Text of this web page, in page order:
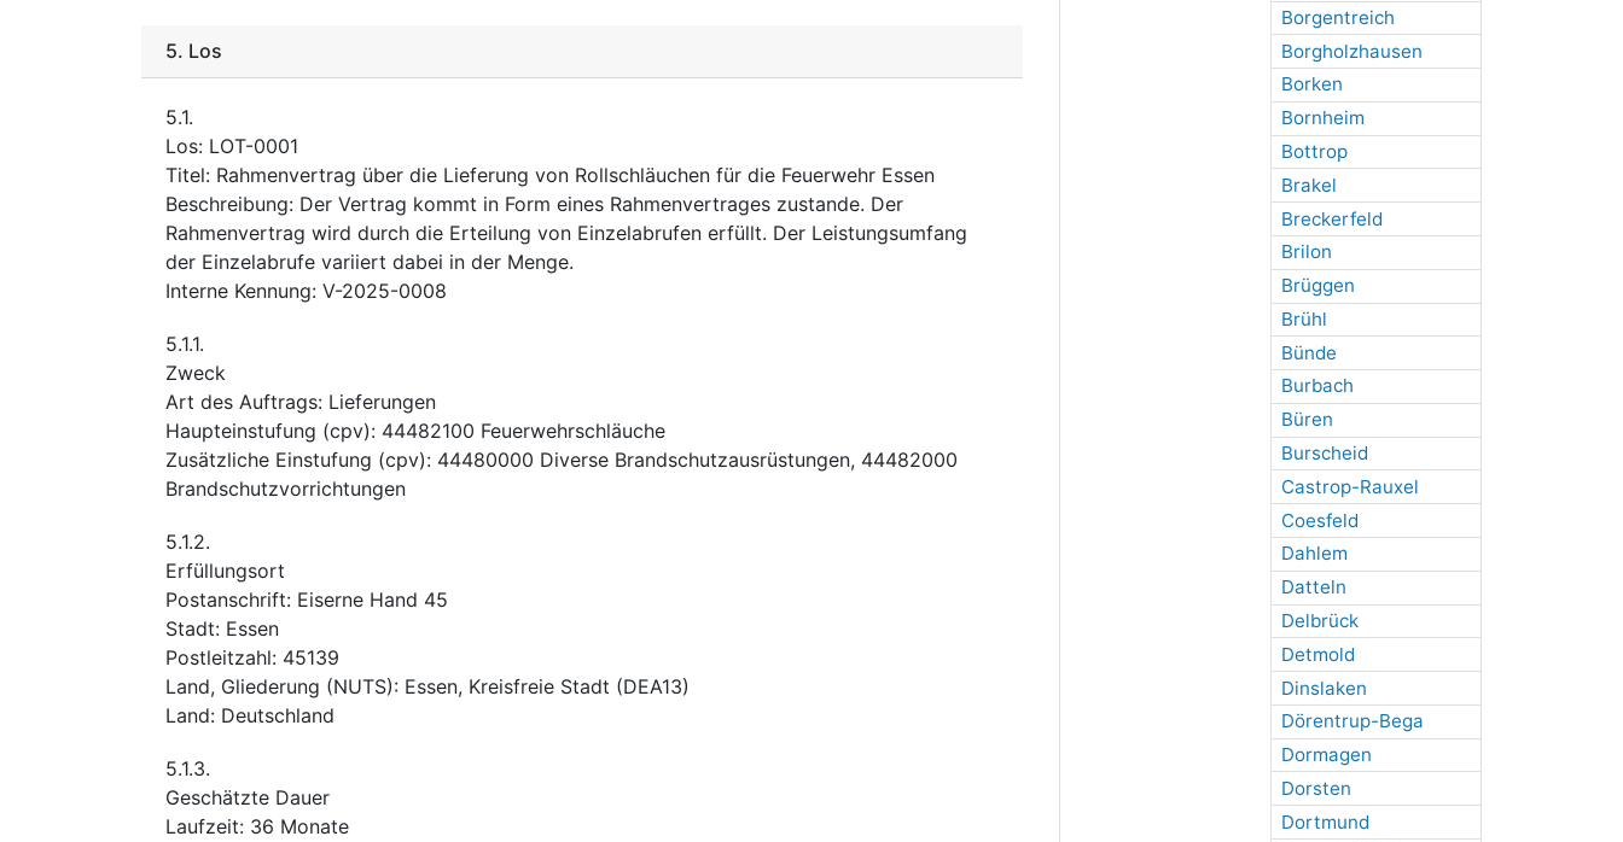
Borgentreich
Borgholzhausen
Borken
Bornheim
Bottrop
Brakel
Breckerfeld
Brilon
Brüggen
Brühl
Bünde
Burbach
Büren
Burscheid
Castrop-Rauxel
Coesfeld
Dahlem
Datteln
Delbrück
Detmold
Dinslaken
Dörentrup-Bega
Dormagen
Dorsten
Dortmund
5. Los
5.1.
Los: LOT-0001
Titel: Rahmenvertrag über die Lieferung von Rollschläuchen für die Feuerwehr Essen
Beschreibung: Der Vertrag kommt in Form eines Rahmenvertrages zustande. Der
Rahmenvertrag wird durch die Erteilung von Einzelabrufen erfüllt. Der Leistungsumfang
der Einzelabrufe variiert dabei in der Menge.
Interne Kennung: V-2025-0008
5.1.1.
Zweck
Art des Auftrags: Lieferungen
Haupteinstufung (cpv): 44482100 Feuerwehrschläuche
Zusätzliche Einstufung (cpv): 44480000 Diverse Brandschutzausrüstungen, 44482000
Brandschutzvorrichtungen
5.1.2.
Erfüllungsort
Postanschrift: Eiserne Hand 45
Stadt: Essen
Postleitzahl: 45139
Land, Gliederung (NUTS): Essen, Kreisfreie Stadt (DEA13)
Land: Deutschland
5.1.3.
Geschätzte Dauer
Laufzeit: 36 Monate